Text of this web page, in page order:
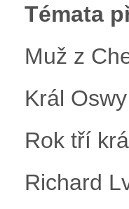
Témata
Muž z
Král
Rok tří
Richard